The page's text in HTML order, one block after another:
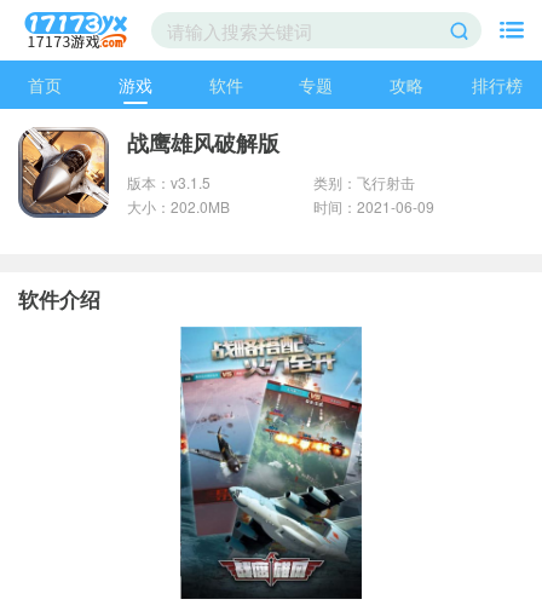
首页 游戏 软件 专题 攻略 排行榜
战鹰雄风破解版
版本：v3.1.5
类别：飞行射击
大小：202.0MB
时间：2021-06-09
软件介绍